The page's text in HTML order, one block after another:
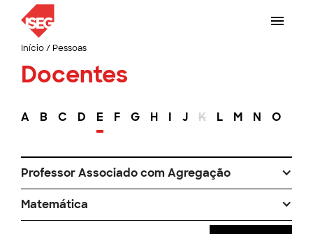
Início/ Pessoas
Docentes
A B C D E F G H I J K L M N O
Professor Associado com Agregação
Matemática